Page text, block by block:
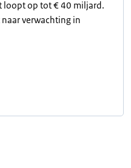
loopt op tot € 40 miljard.
verwachting in